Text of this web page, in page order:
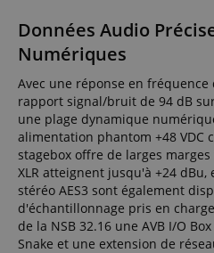
Données Audio
Numériques
Avec une réponse en fréquence
rapport signal/bruit de 94 dB
une plage dynamique
alimentation phantom +48 VDC
stagebox offre de larges
XLR atteignent jusqu'à +24
stéréo AES3 sont également
d'échantillonnage pris en
de la NSB 32.16 une AVB I/O
Snake et une extension de